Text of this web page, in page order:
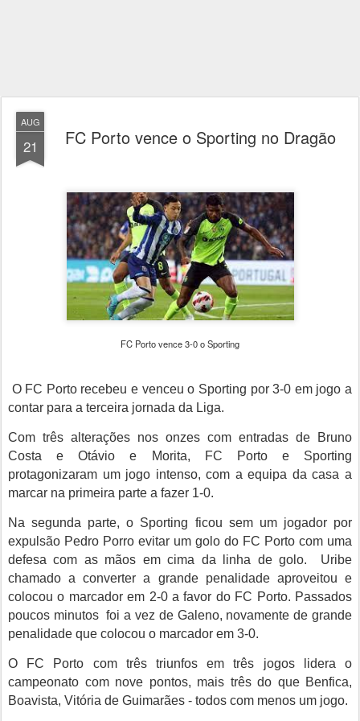
AUG
21 FC Porto vence o Sporting no Dragão
FC Porto vence 3-0 o Sporting
O FC Porto recebeu e venceu o Sporting por 3-0 em jogo a
contar para a terceira jornada da Liga.
Com três alterações nos onzes com entradas de Bruno
Costa e Otávio e Morita, FC Porto e Sporting
protagonizaram um jogo intenso, com a equipa da casa a
marcar na primeira parte a fazer 1-0.
Na segunda parte, o Sporting ficou sem um jogador por
expulsão Pedro Porro evitar um golo do FC Porto com uma
defesa com as mãos em cima da linha de golo. Uribe
chamado a converter a grande penalidade aproveitou e
colocou o marcador em 2-0 a favor do FC Porto. Passados
poucos minutos foi a vez de Galeno, novamente de grande
penalidade que colocou o marcador em 3-0.
O FC Porto com três triunfos em três jogos lidera o
campeonato com nove pontos, mais três do que Benfica,
Boavista, Vitória de Guimarães - todos com menos um jogo.